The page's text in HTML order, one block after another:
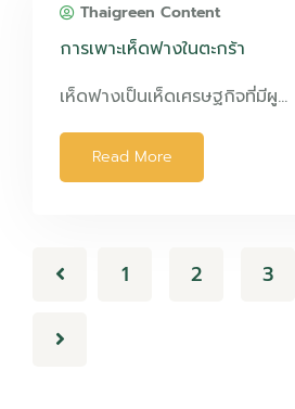
Thaigreen Content
การเพาะเห็ดฟางในตะกร้า
เห็ดฟางเป็นเห็ดเศรษฐกิจที่มีผู…
Read More
1 2 3